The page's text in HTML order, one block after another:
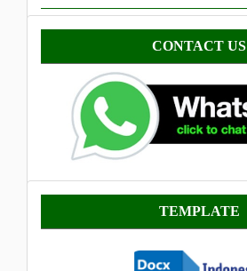
Contact CONTACT US
Template TEMPLATE